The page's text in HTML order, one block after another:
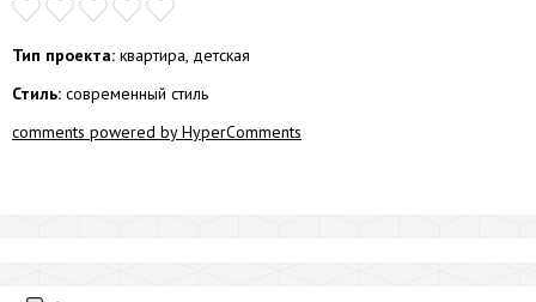
Тип проекта: квартира, детская
Стиль: современный стиль
comments powered by HyperComments